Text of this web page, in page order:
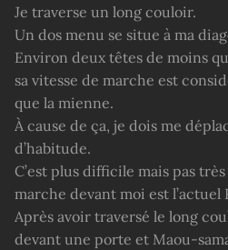
Je traverse un long couloir.
Un dos menu se situe à ma
Environ deux têtes de moins
sa vitesse de marche est
que la mienne.
À cause de ça, je dois me
d’habitude.
C’est plus difficile mais pas
marche devant moi est l’actuel
Après avoir traversé le long
devant une porte et Maou-